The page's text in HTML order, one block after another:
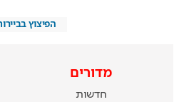
הפיצוץ בביירות
מדורים
חדשות